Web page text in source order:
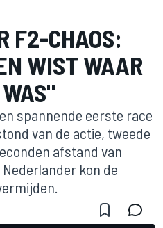
F2-CHAOS:
WIST WAAR
spannende eerste race
van de actie, tweede
afstand van
kon de